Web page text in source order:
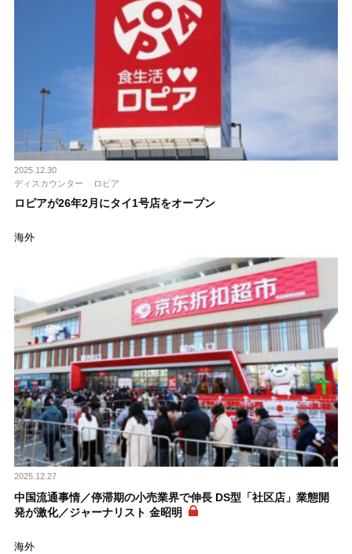
2025.12.30
ディスカウンター
ロピア
ロピアが26年2月にタイ1号店をオープン
海外
2025.12.27
中国流通事情／停滞期の小売業界で伸長 DS型「社区店」業態開
発が激化／ジャーナリスト 金昭明
海外